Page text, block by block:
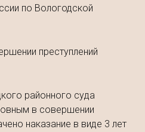
по Вологодской
преступлений
районного суда
в совершении
наказание в виде 3 лет